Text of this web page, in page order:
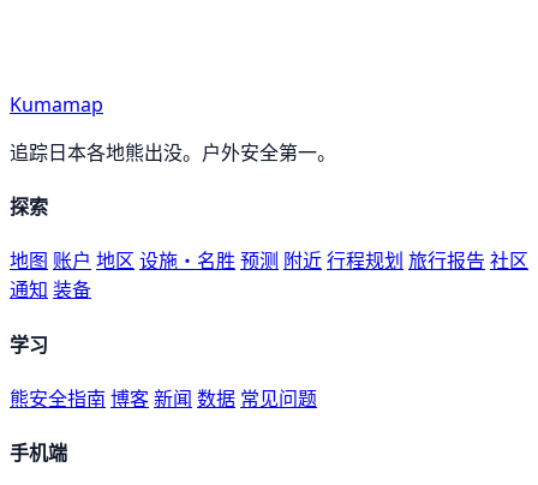
Kumamap
追踪日本各地熊出没。户外安全第一。
探索
地图 账户 地区设施・名胜预测 附近行程规划 旅行报告 社区
通知 装备
学习
熊安全指南 博客新闻 数据 常见问题
手机端